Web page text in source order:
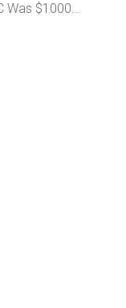
Was $1000…